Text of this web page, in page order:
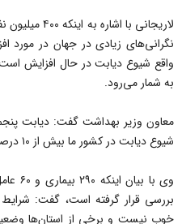
لاریجانی با
نگرانی‌های زیادی در جهان در مورد
واقع شیوع دیابت در حال افزایش
به شمار می‌رود.
معاون وزیر بهداشت گفت: دیابت
شیوع دیابت در کشور ما بیش از ۱۰ درصد مردم ما مبتلا به این بیماری هستند.
وی
بررسی قرار گرفته است، گفت:
خوب نیست و برخی از استان‌ها